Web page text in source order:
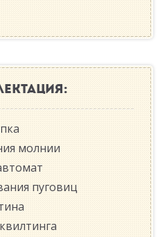
молнии
пуговиц